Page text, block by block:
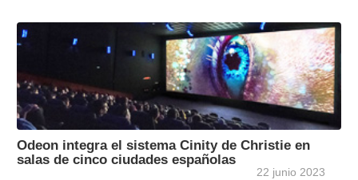
Odeon integra el sistema Cinity de Christie en
salas de cinco ciudades españolas
22 junio 2023